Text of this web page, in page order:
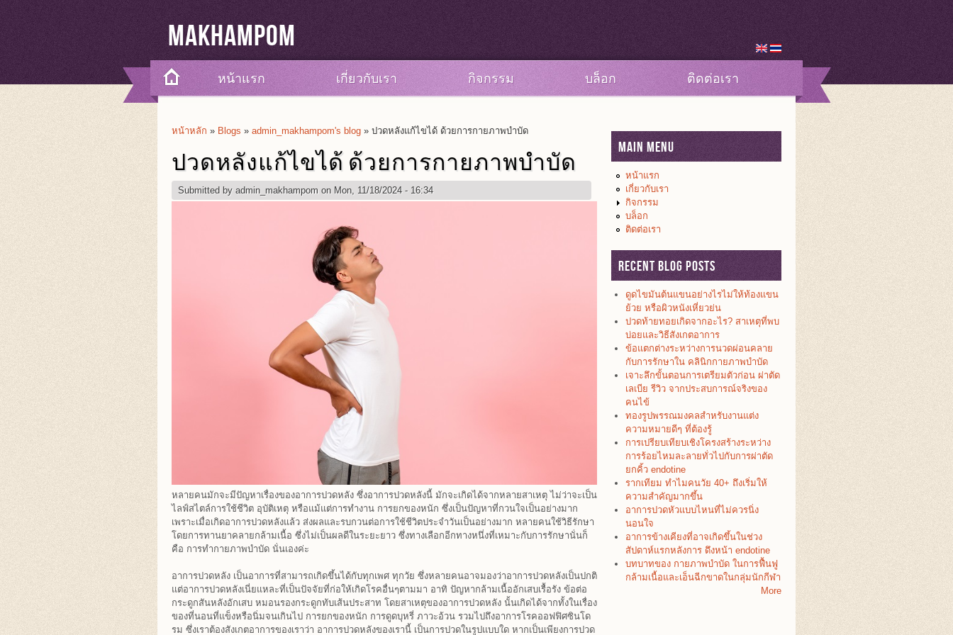
Makhampom
หน้าแรก เกี่ยวกับเรา กิจกรรม บล็อก ติดต่อเรา
You Are Here
หน้าหลัก » Blogs » admin_makhampom's blog » ปวดหลังแก้ไขได้ ด้วยการกายภาพบำบัด
ปวดหลังแก้ไขได้ ด้วยการกายภาพบำบัด
Submitted by admin_makhampom on Mon, 11/18/2024 - 16:34
หลายคนมักจะมีปัญหาเรื่องของอาการปวดหลัง ซึ่งอาการปวดหลังนี้ มักจะเกิดได้จากหลายสาเหตุ ไม่ว่าจะเป็น
ไลฟ์สไตล์การใช้ชีวิต อุบัติเหตุ หรือแม้แต่การทำงาน การยกของหนัก ซึ่งเป็นปัญหาที่กวนใจเป็นอย่างมาก
เพราะเมื่อเกิดอาการปวดหลังแล้ว ส่งผลและรบกวนต่อการใช้ชีวิตประจำวันเป็นอย่างมาก หลายคนใช้วิธีรักษา
โดยการทานยาคลายกล้ามเนื้อ ซึ่งไม่เป็นผลดีในระยะยาว ซึ่งทางเลือกอีกทางหนึ่งที่เหมาะกับการรักษานั่นก็
คือ การทำกายภาพบำบัด นั่นเองค่ะ
อาการปวดหลัง เป็นอาการที่สามารถเกิดขึ้นได้กับทุกเพศ ทุกวัย ซึ่งหลายคนอาจมองว่าอาการปวดหลังเป็นปกติ
แต่อาการปวดหลังเนี่ยแหละที่เป็นปัจจัยที่ก่อให้เกิดโรคอื่นๆตามมา อาทิ ปัญหากล้ามเนื้ออักเสบเรื้อรัง ข้อต่อ
กระดูกสันหลังอักเสบ หมอนรองกระดูกทับเส้นประสาท โดยสาเหตุของอาการปวดหลัง นั้นเกิดได้จากทั้งในเรื่อง
ของที่นอนที่แข็งหรือนิ่มจนเกินไป การยกของหนัก การดูดบุหรี่ ภาวะอ้วน รวมไปถึงอาการโรคออฟฟิศซินโด
รม ซึ่งเราต้องสังเกตอาการของเราว่า อาการปวดหลังของเรานี้ เป็นการปวดในรูปแบบใด หากเป็นเพียงการปวด
Main Menu
หน้าแรก
เกี่ยวกับเรา
กิจกรรม
บล็อก
ติดต่อเรา
Recent Blog Posts
ดูดไขมันต้นแขนอย่างไรไม่ให้ท้องแขน
ย้วย หรือผิวหนังเหี่ยวย่น
ปวดท้ายทอยเกิดจากอะไร? สาเหตุที่พบ
บ่อยและวิธีสังเกตอาการ
ข้อแตกต่างระหว่างการนวดผ่อนคลาย
กับการรักษาใน คลินิกกายภาพบำบัด
เจาะลึกขั้นตอนการเตรียมตัวก่อน ผ่าตัด
เลเบีย รีวิว จากประสบการณ์จริงของ
คนไข้
ทองรูปพรรณมงคลสำหรับงานแต่ง
ความหมายดีๆ ที่ต้องรู้
การเปรียบเทียบเชิงโครงสร้างระหว่าง
การร้อยไหมละลายทั่วไปกับการผ่าตัด
ยกคิ้ว endotine
รากเทียม ทำไมคนวัย 40+ ถึงเริ่มให้
ความสำคัญมากขึ้น
อาการปวดหัวแบบไหนที่ไม่ควรนิ่ง
นอนใจ
อาการข้างเคียงที่อาจเกิดขึ้นในช่วง
สัปดาห์แรกหลังการ ดึงหน้า endotine
บทบาทของ กายภาพบำบัด ในการฟื้นฟู
กล้ามเนื้อและเอ็นฉีกขาดในกลุ่มนักกีฬา
More